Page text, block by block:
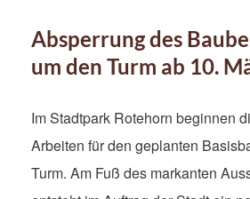
Absperrung des
um den Turm ab 10.
Im Stadtpark Rotehorn beginnen
Arbeiten für den geplanten
Turm. Am Fuß des markanten